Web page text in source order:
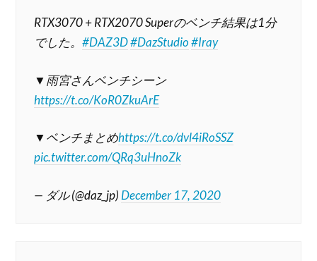
RTX3070 + RTX2070 Superのベンチ結果は1分
でした。#DAZ3D#DazStudio #Iray
▼雨宮さんベンチシーン
https://t.co/KoR0ZkuArE
▼ベンチまとめhttps://t.co/dvl4iRoSSZ
pic.twitter.com/QRq3uHnoZk
— ダル (@daz_jp) December 17, 2020